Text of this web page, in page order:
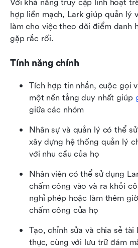
Với khả năng truy cập linh hoạt
hợp liền mạch, Lark giúp quản lý
làm cho việc theo dõi điểm danh
gặp rắc rối.
Tính năng chính
Tích hợp tin nhắn, cuộc gọi
một nền tảng duy nhất giúp
giữa các nhóm
Nhân sự và quản lý có thể
xây dựng hệ thống quản lý
với nhu cầu của họ
Nhân viên có thể sử dụng
chấm công vào và ra khỏi
nghỉ phép hoặc làm thêm
chấm công của họ
Tạo, chỉnh sửa và chia sẻ
thực, cùng với lưu trữ đám